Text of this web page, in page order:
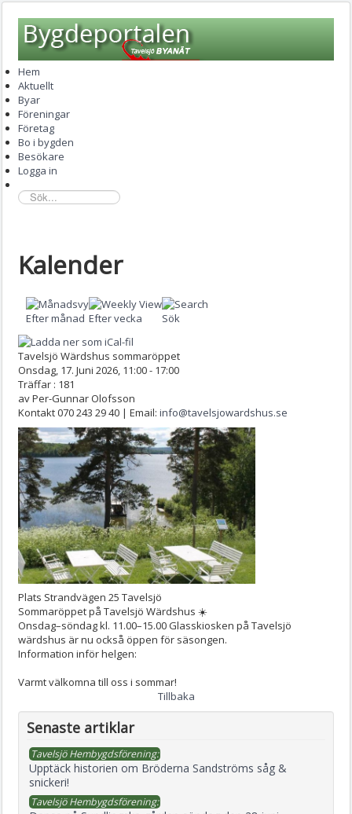
Hem
Aktuellt
Byar
Föreningar
Företag
Bo i bygden
Besökare
Logga in
sök...
Kalender
Efter månad Efter vecka Sök
Tavelsjö Wärdshus sommaröppet
Onsdag, 17. Juni 2026, 11:00 - 17:00
Träffar : 181
avPer-Gunnar Olofsson
Kontakt070 243 29 40 | Email: info@tavelsjowardshus.se
Plats Strandvägen 25 Tavelsjö
Sommaröppet på Tavelsjö Wärdshus ☀️
Onsdag–söndag kl. 11.00–15.00 Glasskiosken på Tavelsjö
wärdshus är nu också öppen för säsongen.
Information inför helgen:
Varmt välkomna till oss i sommar!
Tillbaka
Senaste artiklar
Tavelsjö Hembygdsförening:
Upptäck historien om Bröderna Sandströms såg &
snickeri!
Tavelsjö Hembygdsförening: